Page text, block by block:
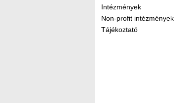
Intézmények
Non-profit intézmények
Tájékoztató